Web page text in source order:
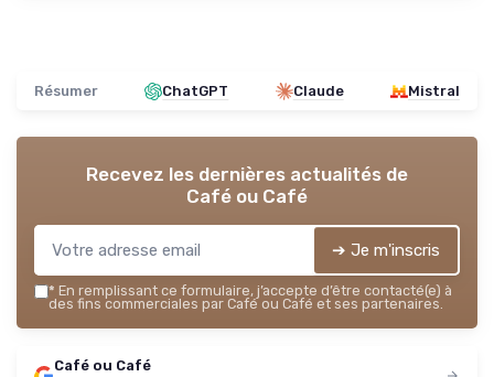
Résumer ChatGPT Claude Mistral
Recevez les dernières actualités de
Café ou Café
➔ Je m'inscris
* En remplissant ce formulaire, j’accepte d’être contacté(e) à
des fins commerciales par Café ou Café et ses partenaires.
Café ou Café